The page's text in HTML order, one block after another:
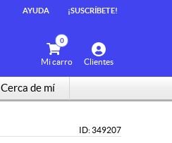
AYUDA ¡SUSCRÍBETE!
Clientes
0
Mi carro
Cerca de mí
ID: 349207
AYUDA ¡SUSCRÍBETE!
Clientes
0
Mi carro
Cerca de mí